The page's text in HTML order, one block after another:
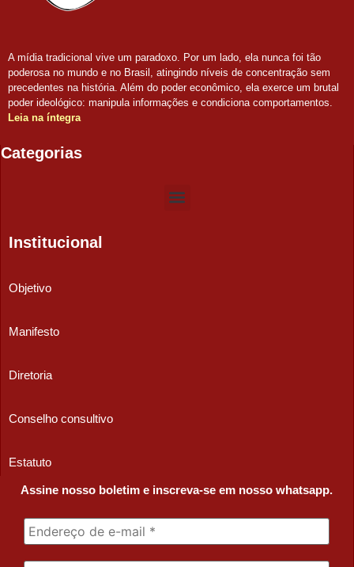
A mídia tradicional vive um paradoxo. Por um lado, ela nunca foi tão
poderosa no mundo e no Brasil, atingindo níveis de concentração sem
precedentes na história. Além do poder econômico, ela exerce um brutal
poder ideológico: manipula informações e condiciona comportamentos.
Leia na íntegra
Categorias
Institucional
Objetivo
Manifesto
Diretoria
Conselho consultivo
Estatuto
Assine nosso boletim e inscreva-se em nosso whatsapp.